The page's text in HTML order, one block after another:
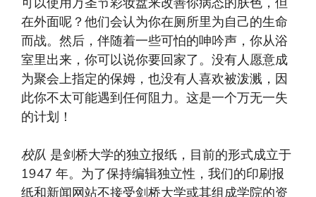
在外面呢？他们会认为你在厕所里为自己的生命
而战。然后，伴随着一些可怕的呻吟声，你从浴
室里出来，你可以说你要回家了。没有人愿意成
为聚会上指定的保姆，也没有人喜欢被泼溅，因
此你不太可能遇到任何阻力。这是一个万无一失
的计划！
校队 是剑桥大学的独立报纸，目前的形式成立于
1947 年。为了保持编辑独立性，我们的印刷报
纸和新闻网站不接受剑桥大学或其组成学院的资